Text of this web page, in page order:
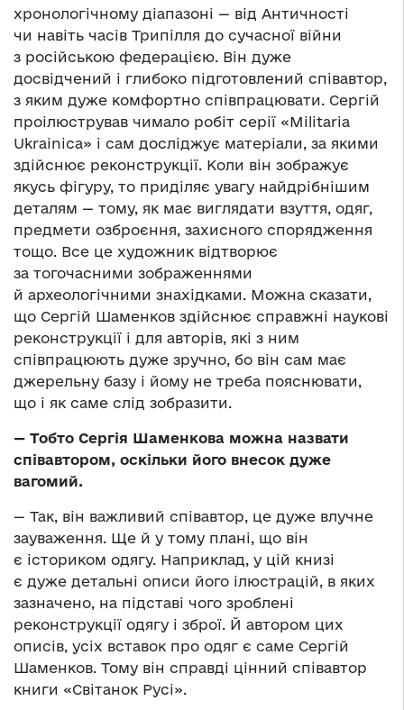
хронологічному діапазоні — від Античності
чи навіть часів Трипілля до сучасної війни
з російською федерацією. Він дуже
досвідчений і глибоко підготовлений співавтор,
з яким дуже комфортно співпрацювати. Сергій
проілюстрував чимало робіт серії «Militaria
Ukrainica» і сам досліджує матеріали, за якими
здійснює реконструкції. Коли він зображує
якусь фігуру, то приділяє увагу найдрібнішим
деталям — тому, як має виглядати взуття, одяг,
предмети озброєння, захисного спорядження
тощо. Все це художник відтворює
за тогочасними зображеннями
й археологічними знахідками. Можна сказати,
що Сергій Шаменков здійснює справжні наукові
реконструкції і для авторів, які з ним
співпрацюють дуже зручно, бо він сам має
джерельну базу і йому не треба пояснювати,
що і як саме слід зобразити.
— Тобто Сергія Шаменкова можна назвати
співавтором, оскільки його внесок дуже
вагомий.
— Так, він важливий співавтор, це дуже влучне
зауваження. Ще й у тому плані, що він
є істориком одягу. Наприклад, у цій книзі
є дуже детальні описи його ілюстрацій, в яких
зазначено, на підставі чого зроблені
реконструкції одягу і зброї. Й автором цих
описів, усіх вставок про одяг є саме Сергій
Шаменков. Тому він справді цінний співавтор
книги «Світанок Русі».